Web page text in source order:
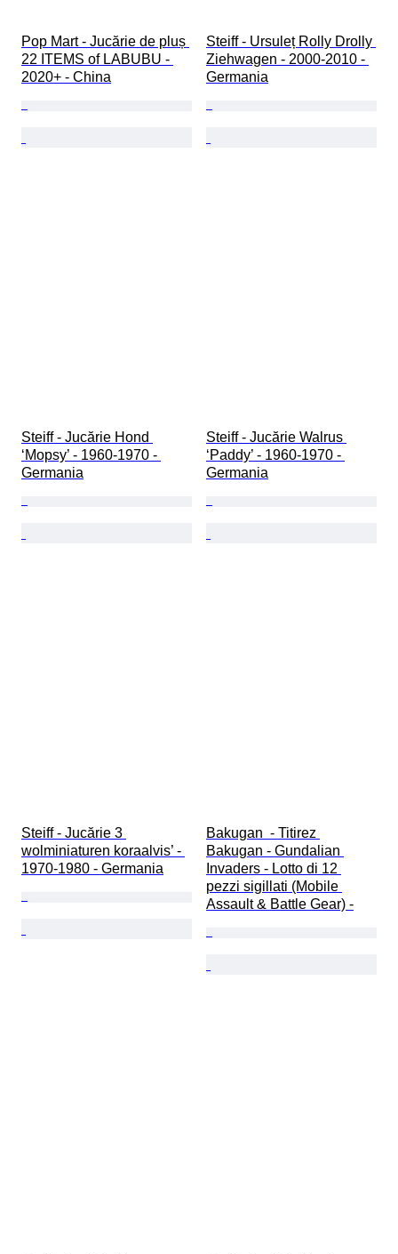
Pop Mart - Jucărie de pluș
22 ITEMS of LABUBU -
2020+ - China
Steiff - Ursuleț Rolly Drolly
Ziehwagen - 2000-2010 -
Germania
Steiff - Jucărie Hond
‘Mopsy’ - 1960-1970 -
Germania
Steiff - Jucărie Walrus
‘Paddy’ - 1960-1970 -
Germania
Steiff - Jucărie 3
wolminiaturen koraalvis’ -
1970-1980 - Germania
Bakugan  - Titirez
Bakugan - Gundalian
Invaders - Lotto di 12
pezzi sigillati (Mobile
Assault & Battle Gear) -